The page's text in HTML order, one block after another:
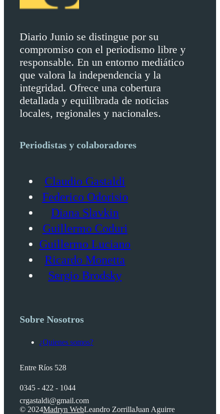
Diario Junio se distingue por su
compromiso con el periodismo libre y
responsable. En un entorno mediático
que valora la independencia y la
integridad. Ofrece una cobertura
detallada y equilibrada de noticias
locales, regionales y nacionales.
Periodistas y colaboradores
Claudio Gastaldi
Federico Odorisio
Diana Slavkin
Guillermo Coduri
Guillermo Luciano
Ricardo Monetta
Sergio Brodsky
Sobre Nosotros
¿Quienes somos?
Entre Ríos 528
0345 - 422 - 1044
crgastaldi@gmail.com
© 2024Madryn WebLeandro ZorrillaJuan Aguirre